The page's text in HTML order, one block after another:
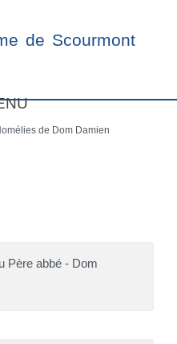
de Scourmont
de Dom Damien
Père abbé - Dom